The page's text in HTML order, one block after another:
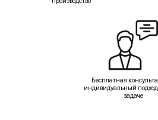
Бесплатная
индивидуальный
задаче